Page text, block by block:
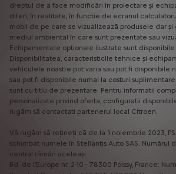
dreptul de a face modificări în proiectare și
diferi, în realitate, în functie de ecranul
mobil de pe care se vizualizează produsele dar
mediul ambiental în care sunt prezentate sau
Echipamentele optionale ilustrate sunt disponibile
Disponibilitatea, caracteristicile tehnice și
vehiculele noastre pot varia sau pot fi disponibile
sau pot fi disponibile numai la costuri
sunt cu titlu de prezentare. Pentru informatii
personalizate privind oferta, configuratii
rugăm să contactati partenerul local Citroen.
Vă rugăm să rețineți că de la 1 noiembrie 2023,
schimbat numele în Stellantis Auto SAS. Numărul
central rămân aceleași:
Bd. de l'Europe nr. 2-10 - 78300 Poissy, France;